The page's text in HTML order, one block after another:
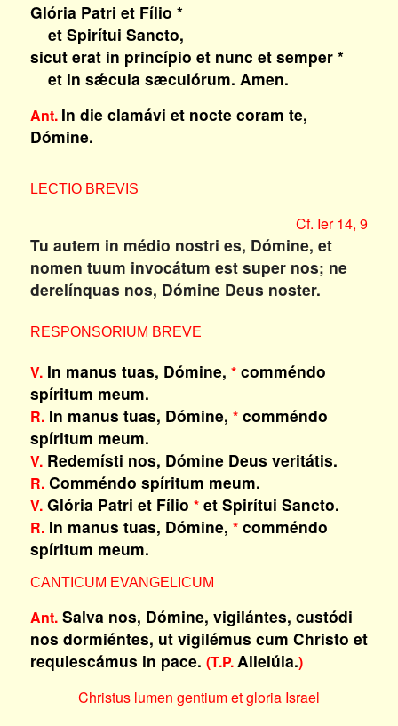
Glória Patri et Fílio *
et Spirítui Sancto,
sicut erat in princípio et nunc et semper *
et in sǽcula sæculórum. Amen.
Ant. In die clamávi et nocte coram te,
Dómine.
LECTIO BREVIS
Cf. Ier 14, 9
Tu autem in médio nostri es, Dómine, et
nomen tuum invocátum est super nos; ne
derelínquas nos, Dómine Deus noster.
RESPONSORIUM BREVE
V.In manus tuas, Dómine, *comméndo
spíritum meum.
R.In manus tuas, Dómine, *comméndo
spíritum meum.
V.Redemísti nos, Dómine Deus veritátis.
R.Comméndo spíritum meum.
V.Glória Patri et Fílio *et Spirítui Sancto.
R.In manus tuas, Dómine, *comméndo
spíritum meum.
CANTICUM EVANGELICUM
Ant.Salva nos, Dómine, vigilántes, custódi
nos dormiéntes, ut vigilémus cum Christo et
requiescámus in pace. (T.P.Allelúia.)
Christus lumen gentium et gloria Israel